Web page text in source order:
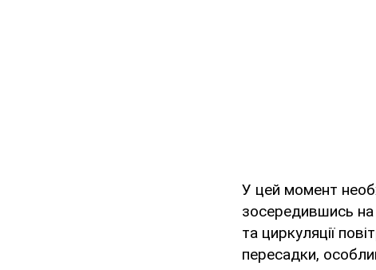
У цей момент
зосередившись на
та циркуляції
пересадки,